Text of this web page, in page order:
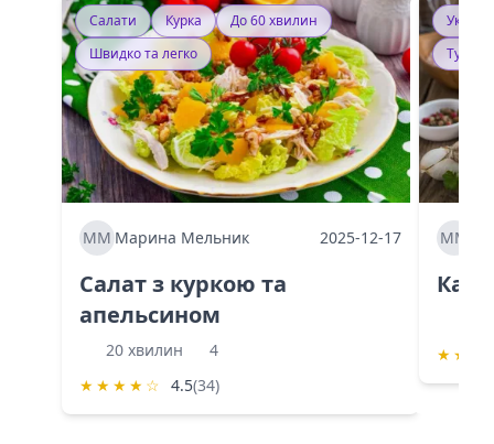
Салати Курка
До 60 хвилин
Швидко та легко
ММ Марина Мельник 2025-12-17
Салат з куркою та
апельсином
20 хвилин
4
★ ★ ★ ★ ☆ 4.5(34)
ММ
★ ★